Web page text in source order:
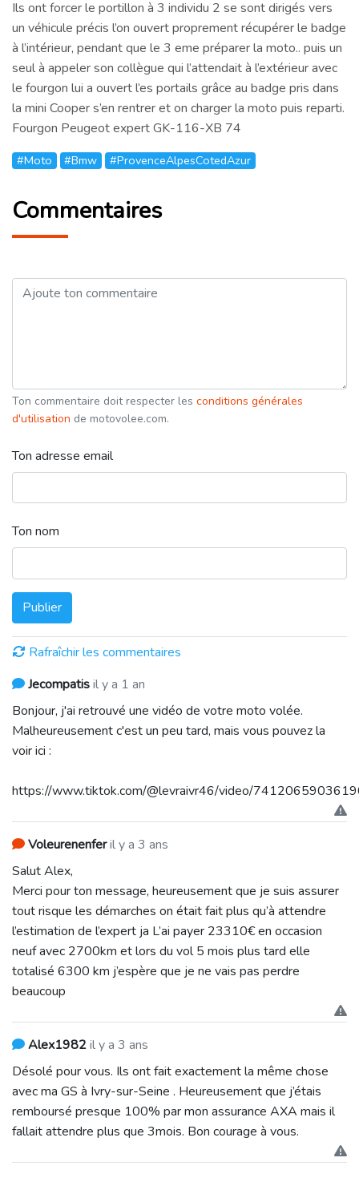
Ils ont forcer le portillon à 3 individu 2 se sont dirigés vers
un véhicule précis l’on ouvert proprement récupérer le badge
à l’intérieur, pendant que le 3 eme préparer la moto.. puis un
seul à appeler son collègue qui l’attendait à l’extérieur avec
le fourgon lui a ouvert l’es portails grâce au badge pris dans
la mini Cooper s’en rentrer et on charger la moto puis reparti.
Fourgon Peugeot expert GK-116-XB 74
#Moto #Bmw #ProvenceAlpesCotedAzur
Commentaires
Ton commentaire doit respecter les conditions générales
d'utilisation de motovolee.com.
Ton adresse email
Ton nom
Publier
Rafraîchir les commentaires
Jecompatisil y a 1 an
Bonjour, j'ai retrouvé une vidéo de votre moto volée.
Malheureusement c'est un peu tard, mais vous pouvez la
voir ici :
https://www.tiktok.com/@levraivr46/video/
Voleurenenferil y a 3 ans
Salut Alex,
Merci pour ton message, heureusement que je suis assurer
tout risque les démarches on était fait plus qu’à attendre
l’estimation de l’expert ja L’ai payer 23310€ en occasion
neuf avec 2700km et lors du vol 5 mois plus tard elle
totalisé 6300 km j’espère que je ne vais pas perdre
beaucoup
Alex1982il y a 3 ans
Désolé pour vous. Ils ont fait exactement la même chose
avec ma GS à Ivry-sur-Seine . Heureusement que j’étais
remboursé presque 100% par mon assurance AXA mais il
fallait attendre plus que 3mois. Bon courage à vous.